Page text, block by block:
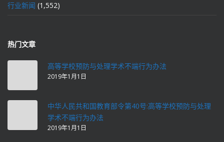
行业新闻 (1,552)
热门文章
高等学校预防与处理学术不端行为办法
2019年1月1日
中华人民共和国教育部令第40号:高等学校预防与处理
学术不端行为办法
2019年1月1日